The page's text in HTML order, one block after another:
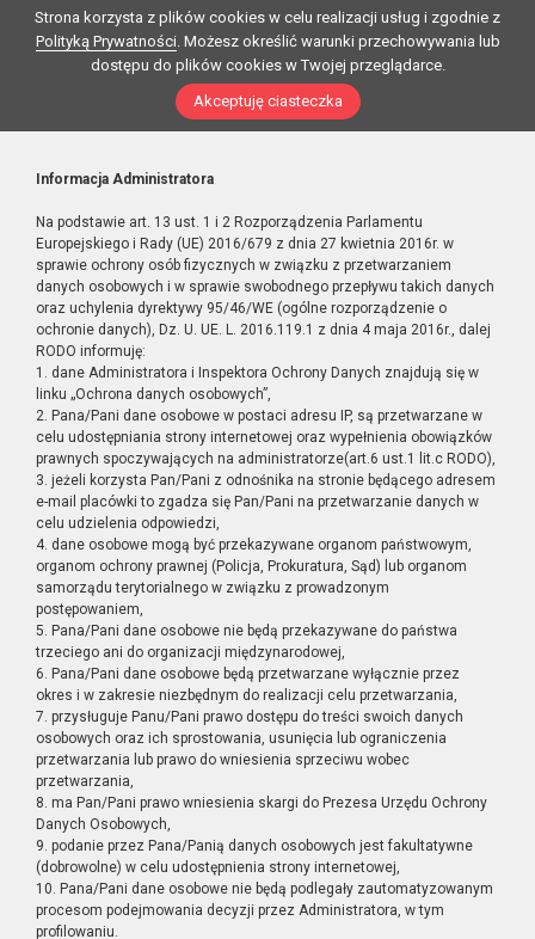
Strona korzysta z plików cookies w celu realizacji usług i zgodnie z
Polityką Prywatności. Możesz określić warunki przechowywania lub
dostępu do plików cookies w Twojej przeglądarce.
Akceptuję ciasteczka
Informacja Administratora
Na podstawie art. 13 ust. 1 i 2 Rozporządzenia Parlamentu
Europejskiego i Rady (UE) 2016/679 z dnia 27 kwietnia 2016r. w
sprawie ochrony osób fizycznych w związku z przetwarzaniem
danych osobowych i w sprawie swobodnego przepływu takich danych
oraz uchylenia dyrektywy 95/46/WE (ogólne rozporządzenie o
ochronie danych), Dz. U. UE. L. 2016.119.1 z dnia 4 maja 2016r., dalej
RODO informuję:
1. dane Administratora i Inspektora Ochrony Danych znajdują się w
linku „Ochrona danych osobowych”,
2. Pana/Pani dane osobowe w postaci adresu IP, są przetwarzane w
celu udostępniania strony internetowej oraz wypełnienia obowiązków
prawnych spoczywających na administratorze(art.6 ust.1 lit.c RODO),
3. jeżeli korzysta Pan/Pani z odnośnika na stronie będącego adresem
e-mail placówki to zgadza się Pan/Pani na przetwarzanie danych w
celu udzielenia odpowiedzi,
4. dane osobowe mogą być przekazywane organom państwowym,
organom ochrony prawnej (Policja, Prokuratura, Sąd) lub organom
samorządu terytorialnego w związku z prowadzonym
postępowaniem,
5. Pana/Pani dane osobowe nie będą przekazywane do państwa
trzeciego ani do organizacji międzynarodowej,
6. Pana/Pani dane osobowe będą przetwarzane wyłącznie przez
okres i w zakresie niezbędnym do realizacji celu przetwarzania,
7. przysługuje Panu/Pani prawo dostępu do treści swoich danych
osobowych oraz ich sprostowania, usunięcia lub ograniczenia
przetwarzania lub prawo do wniesienia sprzeciwu wobec
przetwarzania,
8. ma Pan/Pani prawo wniesienia skargi do Prezesa Urzędu Ochrony
Danych Osobowych,
9. podanie przez Pana/Panią danych osobowych jest fakultatywne
(dobrowolne) w celu udostępnienia strony internetowej,
10. Pana/Pani dane osobowe nie będą podlegały zautomatyzowanym
procesom podejmowania decyzji przez Administratora, w tym
profilowaniu.